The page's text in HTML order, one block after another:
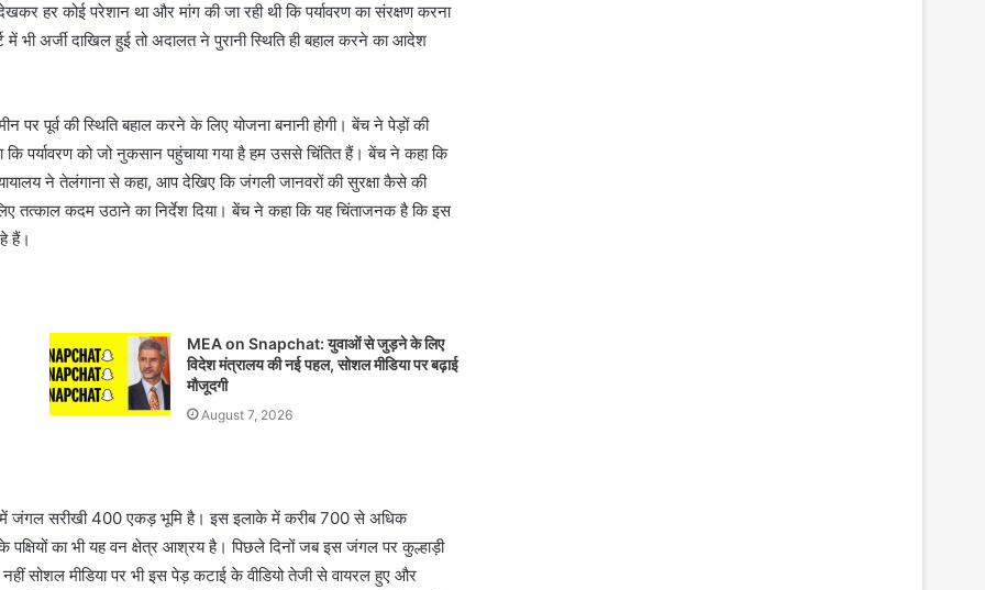
हर कोई परेशान था और मांग की जा रही थी कि पर्यावरण का संरक्षण करना
भी अर्जी दाखिल हुई तो अदालत ने पुरानी स्थिति ही बहाल करने का आदेश
पूर्व की स्थिति बहाल करने के लिए योजना बनानी होगी। बेंच ने पेड़ों की
पर्यावरण को जो नुकसान पहुंचाया गया है हम उससे चिंतित हैं। बेंच ने कहा कि
ने तेलंगाना से कहा, आप देखिए कि जंगली जानवरों की सुरक्षा कैसे की
तत्काल कदम उठाने का निर्देश दिया। बेंच ने कहा कि यह चिंताजनक है कि इस
हैं।
MEA on Snapchat: युवाओं से जुड़ने के लिए
विदेश मंत्रालय की नई पहल, सोशल मीडिया पर बढ़ाई
मौजूदगी
August 7, 2026
में जंगल सरीखी 400 एकड़ भूमि है। इस इलाके में करीब 700 से अधिक
का भी यह वन क्षेत्र आश्रय है। पिछले दिनों जब इस जंगल पर कुल्हाड़ी
सोशल मीडिया पर भी इस पेड़ कटाई के वीडियो तेजी से वायरल हुए और